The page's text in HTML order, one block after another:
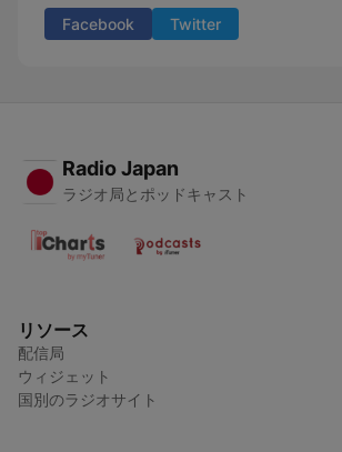
Facebook Twitter
Radio Japan
ラジオ局とポッドキャスト
リソース
配信局
ウィジェット
国別のラジオサイト